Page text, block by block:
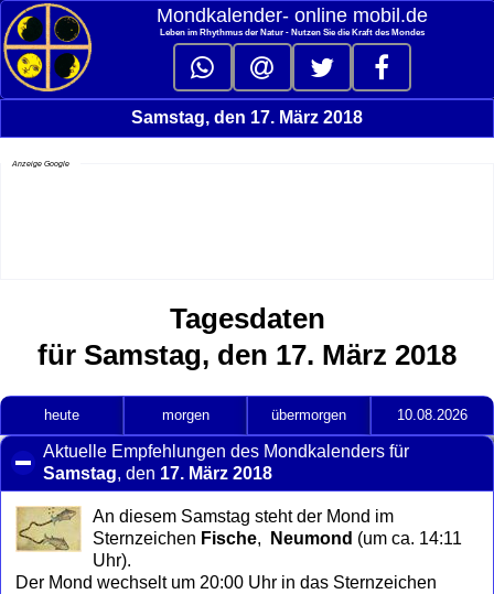
Mondkalender‑ online mobil.de
Leben im Rhythmus der Natur - Nutzen Sie die Kraft des Mondes
Samstag, den 17. März 2018
Anzeige Google
Tagesdaten
für Samstag, den 17. März 2018
heute morgen übermorgen 10.08.2026
Aktuelle Empfehlungen des Mondkalenders für
Samstag, den 17. März 2018
to
collapse
contents
An diesem Samstag steht der Mond im
Sternzeichen Fische, Neumond (um ca. 14:11
Uhr).
Der Mond wechselt um 20:00 Uhr in das Sternzeichen